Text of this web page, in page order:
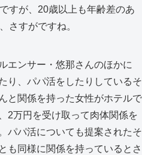
すが、20歳以上も年齢差のあ
さすがですね。
エンサー・悠那さんのほかに
り、パパ活をしたりしているそ
と関係を持った女性がホテルで
2万円を受け取って肉体関係を
パパ活についても提案されたそ
も同様に関係を持っているとさ